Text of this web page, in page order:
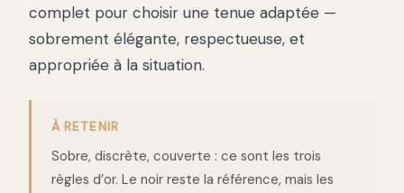
complet pour choisir une tenue adaptée —
sobrement élégante, respectueuse, et
appropriée à la situation.
À RETENIR
Sobre, discrète, couverte : ce sont les trois
règles d’or. Le noir reste la référence, mais les